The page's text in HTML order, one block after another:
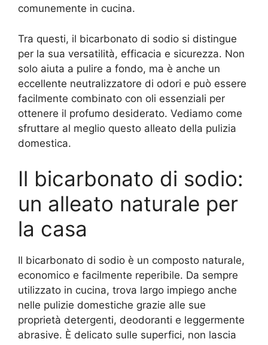
comunemente in cucina.
Tra questi, il bicarbonato di sodio si distingue
per la sua versatilità, efficacia e sicurezza. Non
solo aiuta a pulire a fondo, ma è anche un
eccellente neutralizzatore di odori e può essere
facilmente combinato con oli essenziali per
ottenere il profumo desiderato. Vediamo come
sfruttare al meglio questo alleato della pulizia
domestica.
Il bicarbonato di sodio:
un alleato naturale per
la casa
Il bicarbonato di sodio è un composto naturale,
economico e facilmente reperibile. Da sempre
utilizzato in cucina, trova largo impiego anche
nelle pulizie domestiche grazie alle sue
proprietà detergenti, deodoranti e leggermente
abrasive. È delicato sulle superfici, non lascia